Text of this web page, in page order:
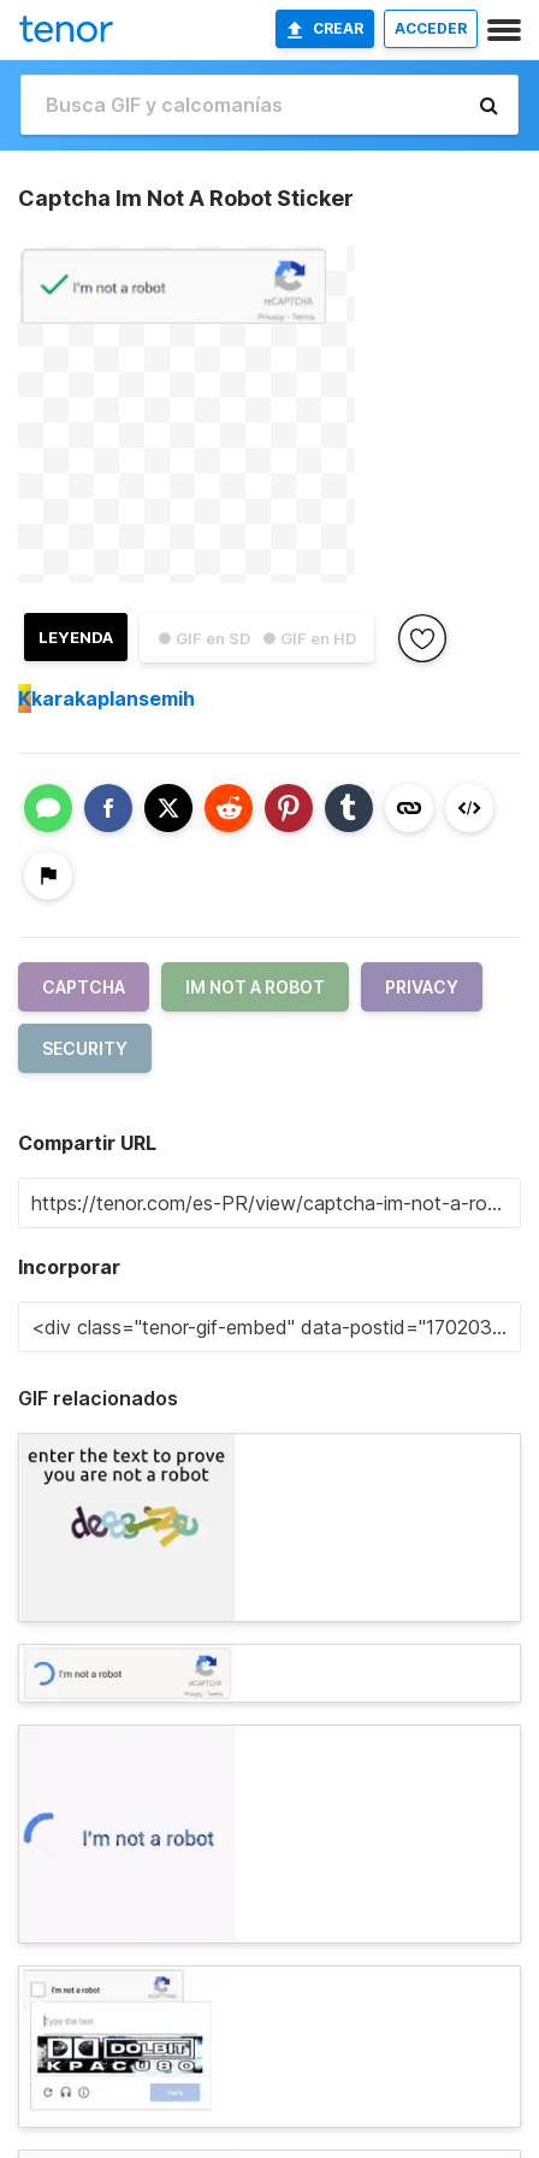
CREAR ACCEDER
Captcha Im Not A Robot Sticker
● GIF en SD ● GIF en HD
LEYENDA
Kkarakaplansemih
CAPTCHA IM NOT A ROBOT PRIVACY
SECURITY
Compartir URL
Incorporar
GIF relacionados